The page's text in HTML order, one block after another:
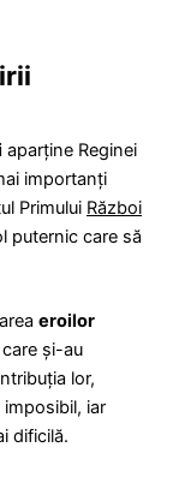
aparține Reginei
importanți
Primului Război
puternic care să
eroilor
și-au
lor,
iar
dificilă.